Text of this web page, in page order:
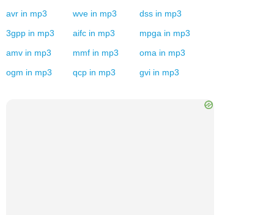
avr in mp3 wve in mp3 dss in mp3
3gpp in mp3 aifc in mp3 mpga in mp3
amv in mp3 mmf in mp3 oma in mp3
ogm in mp3 qcp in mp3 gvi in mp3